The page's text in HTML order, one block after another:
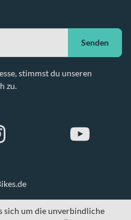
Senden
stimmst du unseren
zu.
sich um die unverbindliche